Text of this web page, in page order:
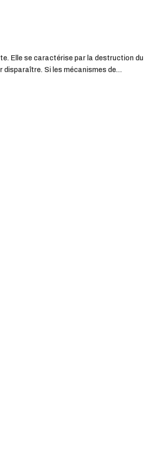
Elle se caractérise par la destruction du
Si les mécanismes de...